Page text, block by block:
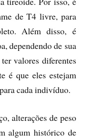
de T4 livre, para
Além disso, é
dependendo de sua
valores diferentes
é que eles estejam
cada indivíduo.
alterações de peso
algum histórico de